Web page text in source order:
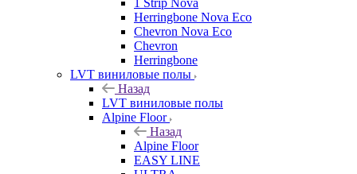
1 Strip Nova
Herringbone Nova Eco
Chevron Nova Eco
Chevron
Herringbone
LVT виниловые полы
Назад
LVT виниловые полы
Alpine Floor
Назад
Alpine Floor
EASY LINE